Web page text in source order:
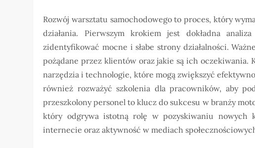
Rozwój warsztatu samochodowego to proces, który
działania. Pierwszym krokiem jest dokładna
zidentyfikować mocne i słabe strony działalności.
pożądane przez klientów oraz jakie są ich oczekiwania.
narzędzia i technologie, które mogą zwiększyć
również rozważyć szkolenia dla pracowników, aby
przeszkolony personel to klucz do sukcesu w branży
który odgrywa istotną rolę w pozyskiwaniu nowych
internecie oraz aktywność w mediach